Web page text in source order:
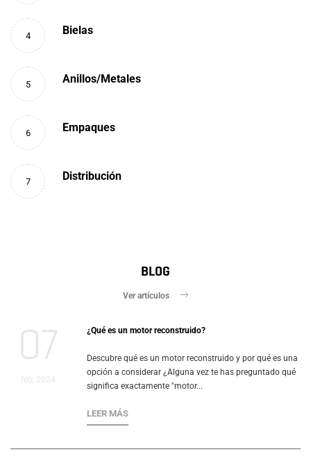
4 Bielas
5 Anillos/Metales
6 Empaques
7 Distribución
BLOG
Ver artículos
07
feb, 2024
¿Qué es un motor reconstruido?
Descubre qué es un motor reconstruido y por qué es una
opción a considerar ¿Alguna vez te has preguntado qué
significa exactamente "motor...
LEER MÁS